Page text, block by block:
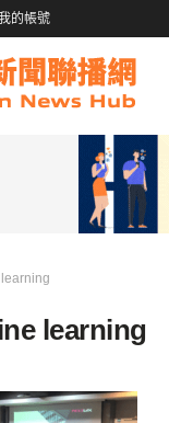
的帳號
learning